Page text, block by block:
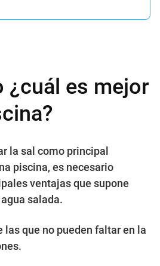
¿cuál es mejor
la sal como principal
piscina, es necesario
ventajas que supone
salada.
las que no pueden faltar en la